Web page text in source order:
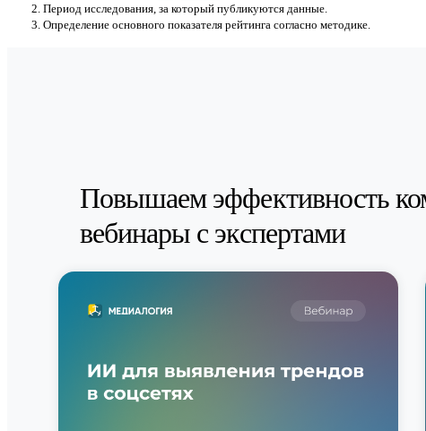
Период исследования, за который публикуются данные.
Определение основного показателя рейтинга согласно методике.
Повышаем эффективность
вебинары с экспертами